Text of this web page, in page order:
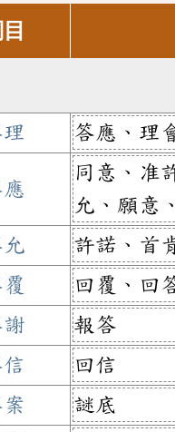
答應、理
同意、准
允、願意
允
許諾、首
回覆、回
謝
報答
回信
謎底